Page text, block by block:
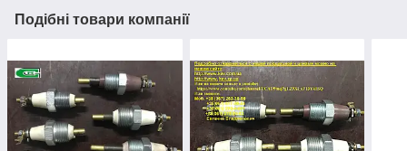
Подібні товари компанії